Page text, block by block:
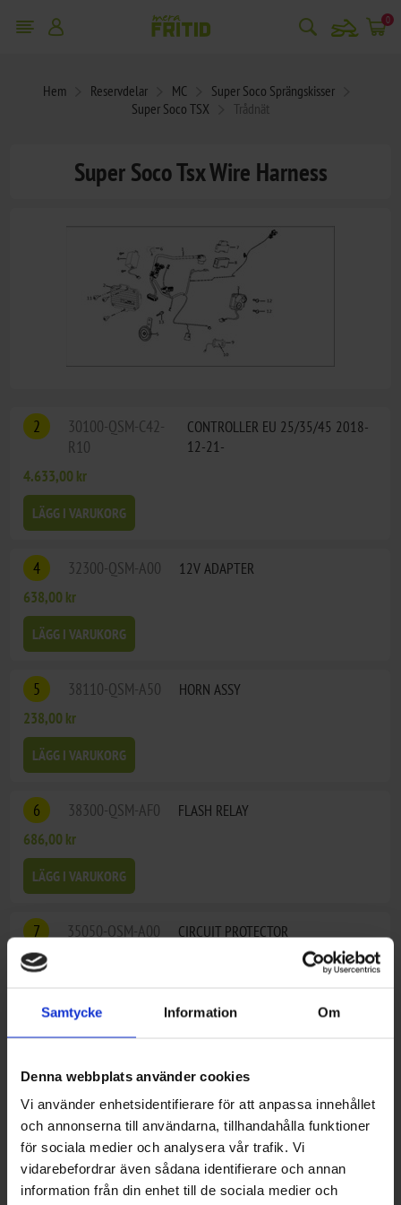
Samtycke Information Om
Denna webbplats använder cookies
Vi använder enhetsidentifierare för att anpassa innehållet
och annonserna till användarna, tillhandahålla funktioner
för sociala medier och analysera vår trafik. Vi
vidarebefordrar även sådana identifierare och annan
information från din enhet till de sociala medier och
snowmobile 0
Hem Reservdelar MC
Super Soco Sprängskisser
Super Soco TSX
Trådnät
Super Soco Tsx Wire Harness
2
30100-QSM-C42-
R10
CONTROLLER EU 25/35/45 2018-
12-21-
4.633,00 kr
LÄGG I VARUKORG
4 32300-QSM-A00
12V ADAPTER
638,00 kr
LÄGG I VARUKORG
5 38110-QSM-A50
HORN ASSY
238,00 kr
LÄGG I VARUKORG
6 38300-QSM-AF0
FLASH RELAY
686,00 kr
LÄGG I VARUKORG
7 35050-QSM-A00
CIRCUIT PROTECTOR
703,00 kr
90,00 kr
LÄGG I VARUKORG
11 90107-QSM-A00
SPECIAL TORX 6X12